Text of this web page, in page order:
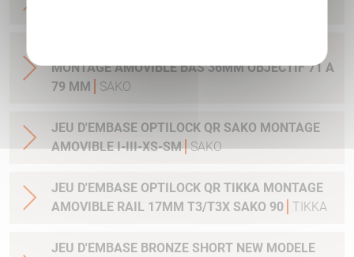
MONTAGE AMOVIBLE BAS 36MM OBJECTIF 71 A
79 MM
SAKO
JEU D'EMBASE OPTILOCK QR SAKO MONTAGE
AMOVIBLE I-III-XS-SM SAKO
JEU D'EMBASE OPTILOCK QR TIKKA MONTAGE
AMOVIBLE RAIL 17MM T3/T3X SAKO 90 TIKKA
JEU D'EMBASE BRONZE SHORT NEW MODELE